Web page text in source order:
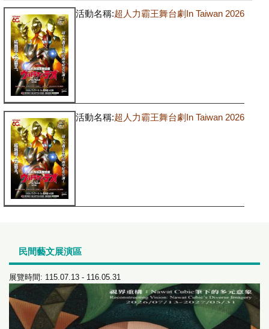
活動名稱:超人力霸王舞台劇In Taiwan 2026
活動名稱:超人力霸王舞台劇In Taiwan 2026
民間藝文展演區
展覽時間: 115.07.13 - 116.05.31